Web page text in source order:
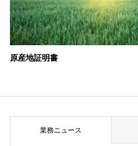
原産地証明書
業務ニュース